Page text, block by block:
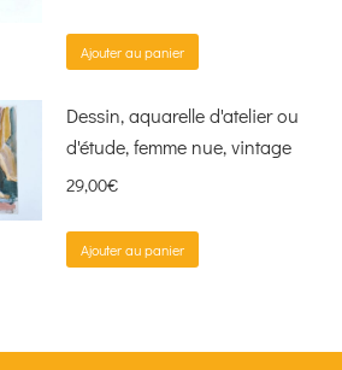
Ajouter au panier
Dessin, aquarelle d'atelier ou
d'étude, femme nue, vintage
29,00€
Ajouter au panier